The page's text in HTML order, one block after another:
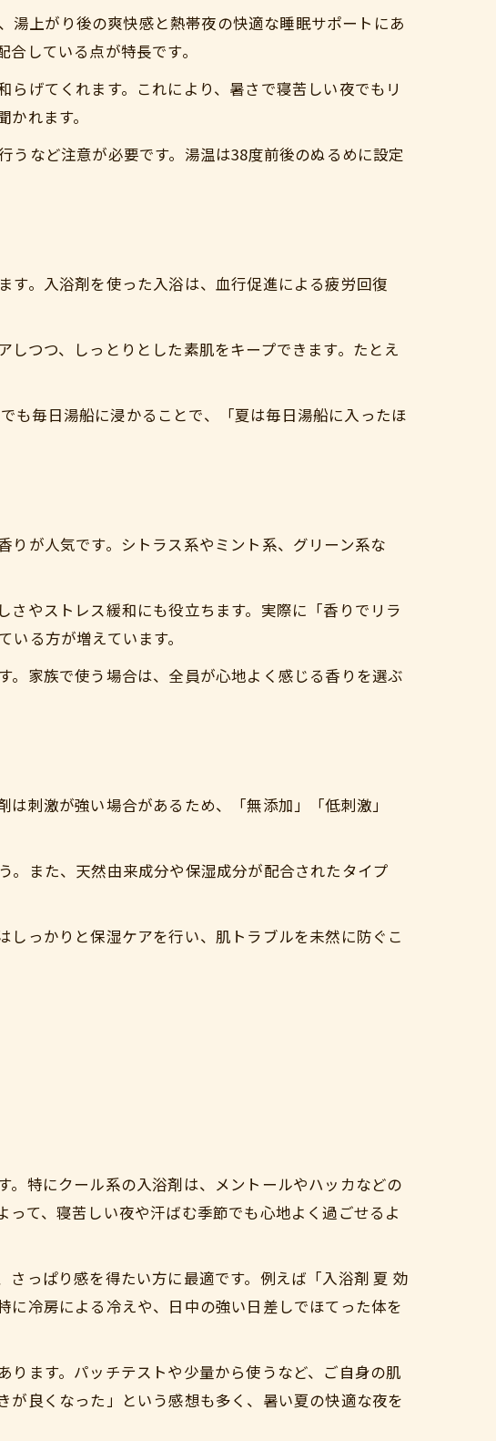
得るコツ
い方
ム習慣
くなる理由
由
方
湯上がり後の爽快感と熱帯夜の快適な睡眠サポートにあ
している点が特長です。
げてくれます。これにより、暑さで寝苦しい夜でもリ
れます。
など注意が必要です。湯温は38度前後のぬるめに設定
。入浴剤を使った入浴は、血行促進による疲労回復
つつ、しっとりとした素肌をキープできます。たとえ
も毎日湯船に浸かることで、「夏は毎日湯船に入ったほ
が人気です。シトラス系やミント系、グリーン系な
やストレス緩和にも役立ちます。実際に「香りでリラ
る方が増えています。
家族で使う場合は、全員が心地よく感じる香りを選ぶ
刺激が強い場合があるため、「無添加」「低刺激」
。また、天然由来成分や保湿成分が配合されたタイプ
っかりと保湿ケアを行い、肌トラブルを未然に防ぐこ
特にクール系の入浴剤は、メントールやハッカなどの
て、寝苦しい夜や汗ばむ季節でも心地よく過ごせるよ
っぱり感を得たい方に最適です。例えば「入浴剤 夏 効
冷房による冷えや、日中の強い日差しでほてった体を
ます。パッチテストや少量から使うなど、ご自身の肌
良くなった」という感想も多く、暑い夏の快適な夜を